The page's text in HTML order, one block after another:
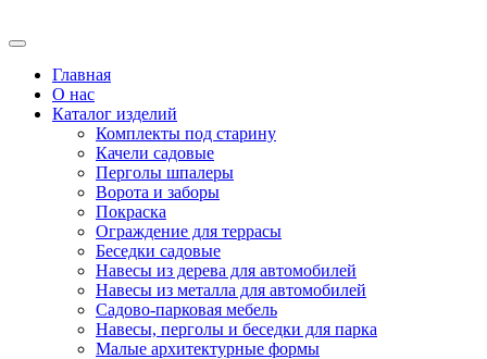
Главная
О нас
Каталог изделий
Комплекты под старину
Качели садовые
Перголы шпалеры
Ворота и заборы
Покраска
Ограждение для террасы
Беседки садовые
Навесы из дерева для автомобилей
Навесы из металла для автомобилей
Садово-парковая мебель
Навесы, перголы и беседки для парка
Малые архитектурные формы